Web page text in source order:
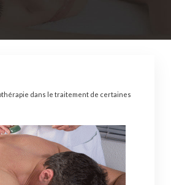
dans le traitement de certaines